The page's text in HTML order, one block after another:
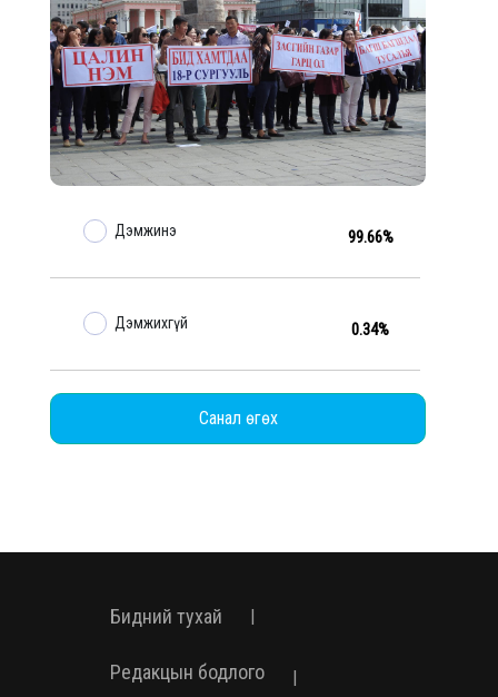
Дэмжинэ 99.66%
Дэмжихгүй 0.34%
Санал өгөх
Бидний тухай |
Редакцын бодлого |